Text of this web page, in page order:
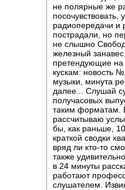
не полярные же
радиопередачи и
пострадали, но
не слышно
железный
претендующие
кускам: новость
музыки, минута
далее... Слушай
получасовых
таким форматам.
рассчитываю
бы, как раньше,
краткой сводки
вряд ли кто-то
также
в 24 минуты
работают
слушателем.